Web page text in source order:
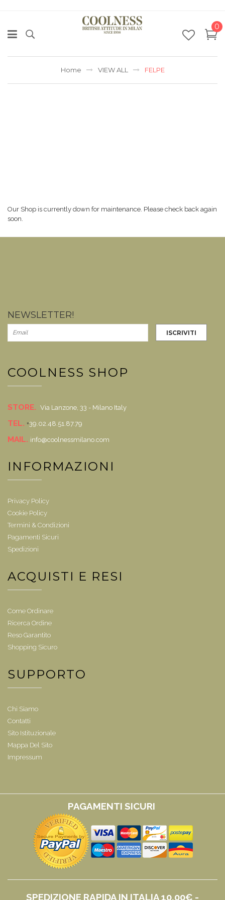
0
Home VIEW ALL FELPE
Our Shop is currently down for maintenance. Please check back again
soon.
NEWSLETTER!
COOLNESS SHOP
STORE. Via Lanzone, 33 - Milano Italy
TEL. +39.02.48.51.87.79
MAIL. info@coolnessmilano.com
INFORMAZIONI
Privacy Policy
Cookie Policy
Termini & Condizioni
Pagamenti Sicuri
Spedizioni
ACQUISTI E RESI
Come Ordinare
Ricerca Ordine
Reso Garantito
Shopping Sicuro
SUPPORTO
Chi Siamo
Contatti
Sito Istituzionale
Mappa Del Sito
Impressum
PAGAMENTI SICURI
SPEDIZIONE RAPIDA IN ITALIA 10,00€ -